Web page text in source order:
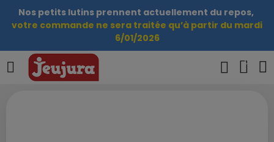
Nos petits lutins prennent actuellement du repos,
votre commande ne sera traitée qu’à partir du mardi
6/01/2026
0